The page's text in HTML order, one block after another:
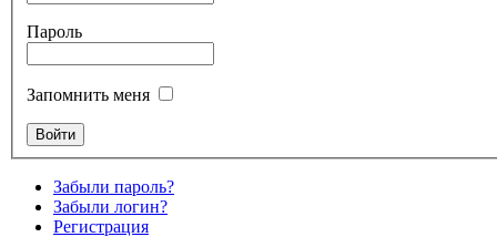
Пароль
Запомнить меня
Забыли пароль?
Забыли логин?
Регистрация